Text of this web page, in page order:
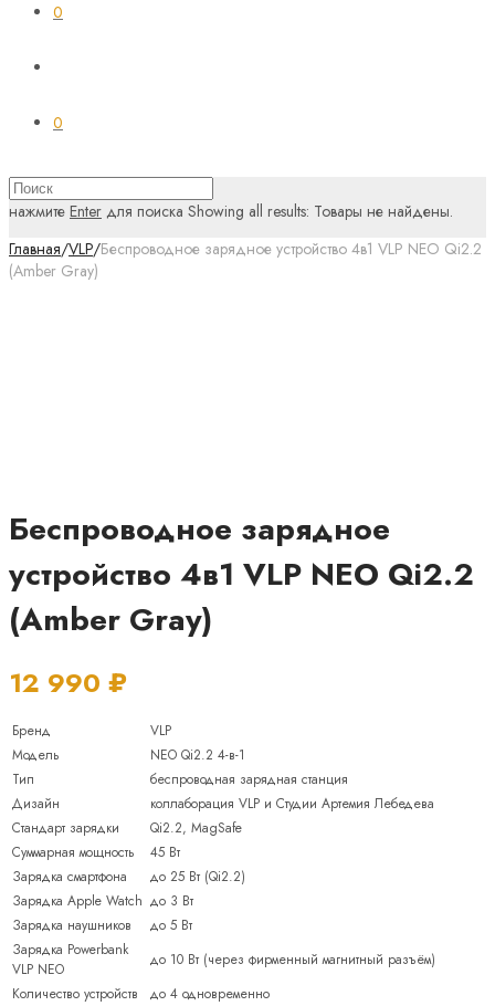
0
0
нажмите Enter для поиска Showing all results: Товары не найдены.
Главная/VLP/Беспроводное зарядное устройство 4в1 VLP NEO Qi2.2
(Amber Gray)
Беспроводное зарядное
устройство 4в1 VLP NEO Qi2.2
(Amber Gray)
12 990 ₽
Бренд
VLP
Модель
NEO Qi2.2 4-в-1
Тип
беспроводная зарядная станция
Дизайн
коллаборация VLP и Студии Артемия Лебедева
Стандарт зарядки
Qi2.2, MagSafe
Суммарная мощность
45 Вт
Зарядка смартфона
до 25 Вт (Qi2.2)
Зарядка Apple Watch до 3 Вт
Зарядка наушников
до 5 Вт
Зарядка Powerbank
VLP NEO
до 10 Вт (через фирменный магнитный разъём)
Количество устройств
до 4 одновременно